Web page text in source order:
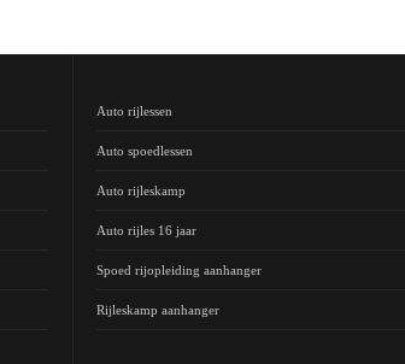
Auto rijlessen
Auto spoedlessen
Auto rijleskamp
Auto rijles 16 jaar
Spoed rijopleiding aanhanger
Rijleskamp aanhanger